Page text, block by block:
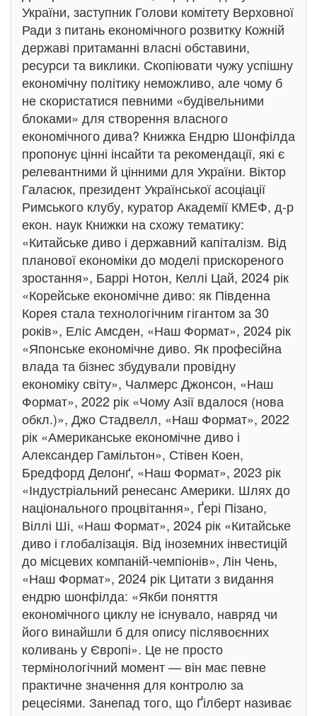
України, заступник Голови комітету Верховної
Ради з питань економічного розвитку Кожній
державі притаманні власні обставини,
ресурси та виклики. Скопіювати чужу успішну
економічну політику неможливо, але чому б
не скористатися певними «будівельними
блоками» для створення власного
економічного дива? Книжка Ендрю Шонфілда
пропонує цінні інсайти та рекомендації, які є
релевантними й цінними для України. Віктор
Галасюк, президент Української асоціації
Римського клубу, куратор Академії КМЕФ, д-р
екон. наук Книжки на схожу тематику:
«Китайське диво і державний капіталізм. Від
планової економіки до моделі прискореного
зростання», Баррі Нотон, Келлі Цай, 2024 рік
«Корейське економічне диво: як Південна
Корея стала технологічним гігантом за 30
років», Еліс Амсден, «Наш Формат», 2024 рік
«Японське економічне диво. Як професійна
влада та бізнес збудували провідну
економіку світу», Чалмерс Джонсон, «Наш
Формат», 2022 рік «Чому Азії вдалося (нова
обкл.)», Джо Стадвелл, «Наш Формат», 2022
рік «Американське економічне диво і
Александер Гамільтон», Стівен Коен,
Бредфорд Делонґ, «Наш Формат», 2023 рік
«Індустріальний ренесанс Америки. Шлях до
національного процвітання», Ґері Пізано,
Віллі Ші, «Наш Формат», 2024 рік «Китайське
диво і глобалізація. Від іноземних інвестицій
до місцевих компаній-чемпіонів», Лін Чень,
«Наш Формат», 2024 рік Цитати з видання
ендрю шонфілда: «Якби поняття
економічного циклу не існувало, навряд чи
його винайшли б для опису післявоєнних
коливань у Європі». Це не просто
термінологічний момент — він має певне
практичне значення для контролю за
рецесіями. Занепад того, що Ґілберт називає